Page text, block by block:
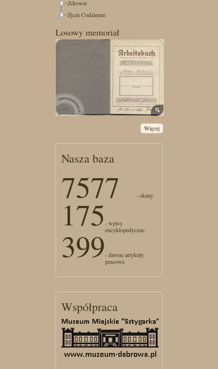
Zdrowie
Życie Codzienne
Losowy memoriał
Więcej
Nasza baza
7577 - skany
175- wpisy
encyklopedyczne
399- dawne artykuły
prasowe
Współpraca